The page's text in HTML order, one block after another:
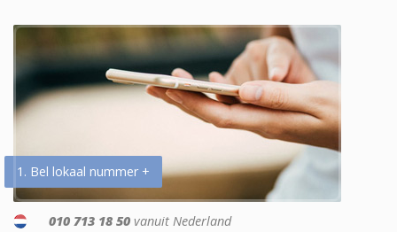
1. Bel lokaal nummer +
010 713 18 50 vanuit Nederland